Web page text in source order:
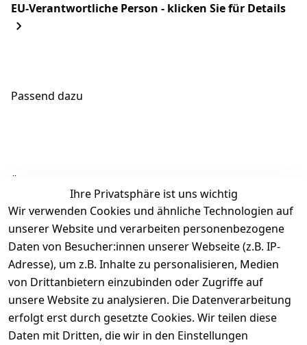
EU-Verantwortliche Person - klicken Sie für Details
Passend dazu
Ähnliche Produkte
Ihre Privatsphäre ist uns wichtig
Wir verwenden Cookies und ähnliche Technologien auf
unserer Website und verarbeiten personenbezogene
Daten von Besucher:innen unserer Webseite (z.B. IP-
Adresse), um z.B. Inhalte zu personalisieren, Medien
von Drittanbietern einzubinden oder Zugriffe auf
unsere Website zu analysieren. Die Datenverarbeitung
erfolgt erst durch gesetzte Cookies. Wir teilen diese
Daten mit Dritten, die wir in den Einstellungen
Rechtliches
AGB
Impressum
Über uns
Kontakt
Registrieren
Wir
versenden
mit
Zahle
bequem per